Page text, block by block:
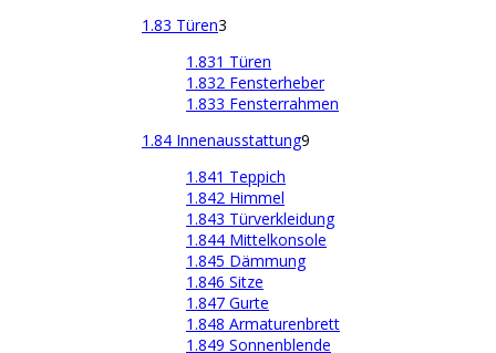
1.83 Türen3
1.831 Türen
1.832 Fensterheber
1.833 Fensterrahmen
1.84 Innenausstattung9
1.841 Teppich
1.842 Himmel
1.843 Türverkleidung
1.844 Mittelkonsole
1.845 Dämmung
1.846 Sitze
1.847 Gurte
1.848 Armaturenbrett
1.849 Sonnenblende